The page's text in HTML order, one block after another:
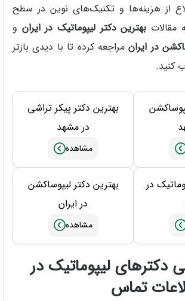
از هزینه‌ها و تکنیک‌های نوین در سطح
مقالات بهترین دکتر لیپوماتیک در ایران و
در ایرانمراجعه کرده تا با دیدی بازتر
کنید.
بهترین دکتر پیکر تراشی
در مشهد
در
بهترین دکتر لیپوساکشن
در ایران
دکترهای لیپوماتیک در
تماس